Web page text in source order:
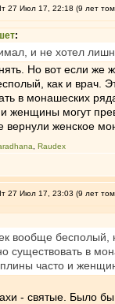
27 Июл 17, 22:18 (9 лет
:
и не хотел
Но вот если же
как и врач.
в монашеских
женщины могут
вернули женское
Raudex
27 Июл 17, 23:03 (9 лет
вообще бесполый,
существовать в
часто и
- святые. Было